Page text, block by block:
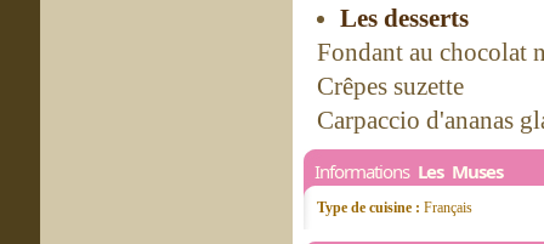
Les desserts
Fondant au chocolat
Crêpes suzette
Carpaccio d'ananas
Informations Les Muses
Type de cuisine : Français